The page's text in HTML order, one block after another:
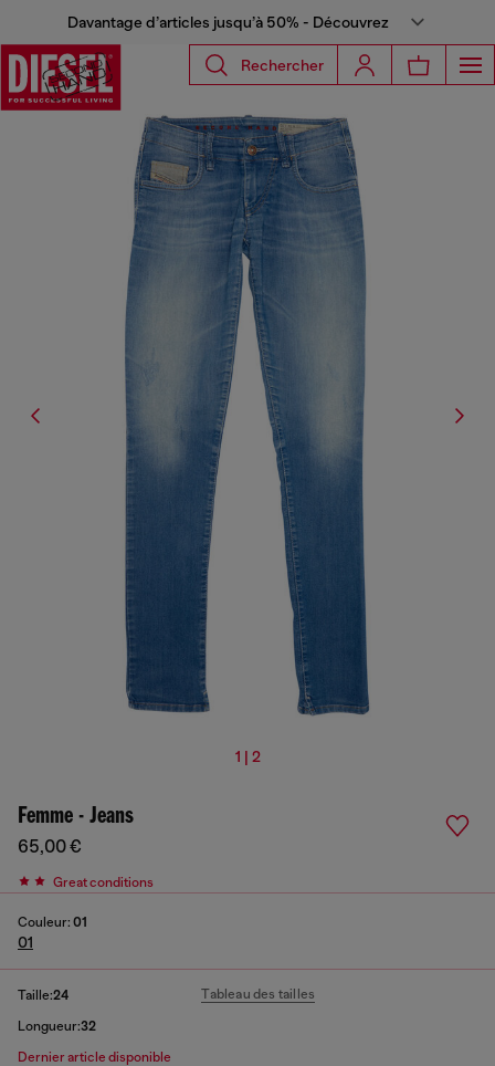
Davantage d’articles jusqu’à 50% - Découvrez
Rechercher
1 | 2
Femme - Jeans
65,00 €
Great conditions
Couleur: 01
01
Taille:24 Tableau des tailles
Longueur:32
Dernier article disponible